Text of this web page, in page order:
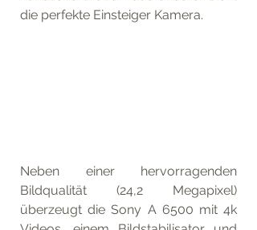
die perfekte Einsteiger Kamera.
Neben einer hervorragenden
Bildqualität (24,2 Megapixel)
überzeugt die Sony A 6500 mit 4k